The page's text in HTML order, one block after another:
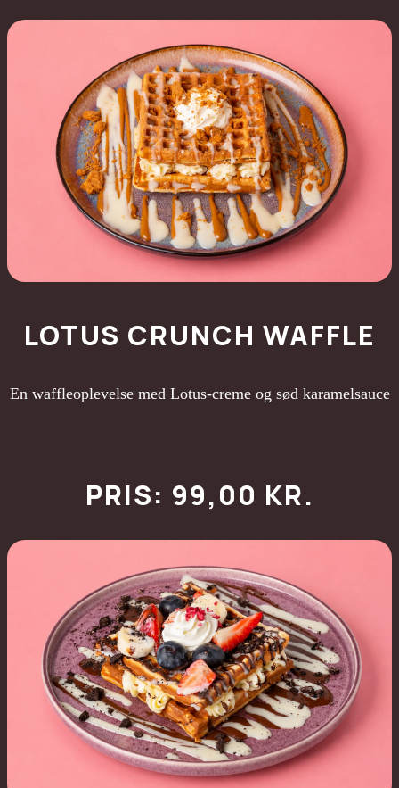
LOTUS CRUNCH WAFFLE
En waffleoplevelse med Lotus-creme og sød karamelsauce
PRIS: 99,00 KR.